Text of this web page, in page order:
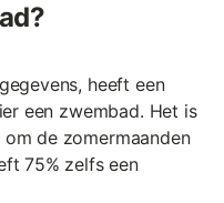
heeft een
een zwembad. Het is
de zomermaanden
75% zelfs een